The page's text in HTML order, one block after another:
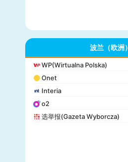
波兰（欧洲）
WP(Wirtualna Polska)
Onet
Interia
o2
选举报(Gazeta Wyborcza)